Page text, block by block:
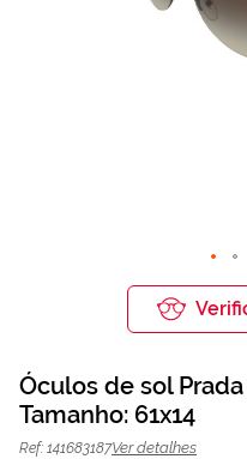
Óculos de sol Prada
Mais Optica
Galeria
de
imagens
Óculos de sol Prada
Tamanho: 61x14
Ref: 141683187Ver detalhes